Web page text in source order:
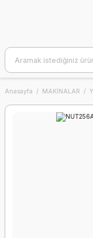
Anasayfa MAKİNALAR